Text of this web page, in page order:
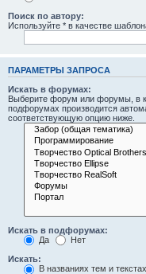
Поиск по автору:
Используйте * в качестве
ПАРАМЕТРЫ ЗАПРОСА
Искать в форумах:
Выберите форум или форумы, в
подфорумах производится
соответствующую опцию ниже.
Искать в подфорумах:
Да
Нет
Искать:
В названиях тем и